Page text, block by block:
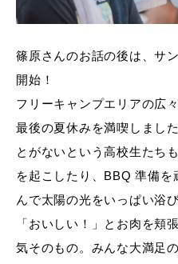
篠原さんのお話の後は、サ
開始！
フリーキャンプエリアの広
最後の夏休みを満喫しまし
とがないという高校生たち
を起こしたり、BBQ 準備
んで太陽の光をいっぱい浴
「おいしい！」とお肉を頬
気そのもの。みんな大満足